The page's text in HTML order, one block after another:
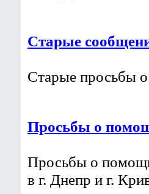
Старые
Старые просьбы
Просьбы о
Просьбы о
в г. Днепр и г.